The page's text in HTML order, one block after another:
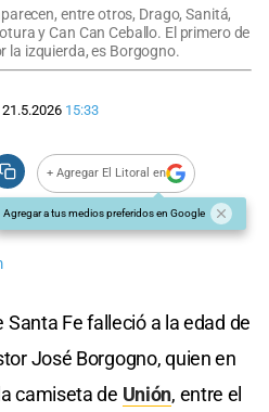
entre otros, Drago, Sanitá,
y Can Can Ceballo. El primero de
la izquierda, es Borgogno.
15:33
+ Agregar El Litoral en
Agregar a tus medios preferidos en Google
Fe falleció a la edad de
José Borgogno, quien en
camiseta de Unión, entre el